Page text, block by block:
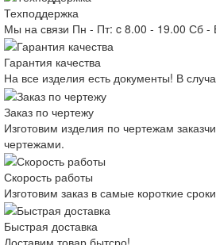
Техподдержка
Мы на связи Пн - Пт: c 8.00 - 19.00 Сб -
Гарантия качества
На все изделия есть документы! В
Заказ по чертежу
Изготовим изделия по чертежам
чертежами.
Скорость работы
Изготовим заказ в самые короткие
Быстрая доставка